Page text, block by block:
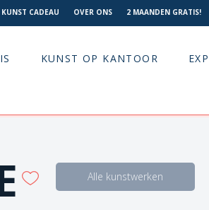
KUNST CADEAU OVER ONS 2 MAANDEN GRATIS!
KUNST OP KANTOOR
Alle kunstwerken